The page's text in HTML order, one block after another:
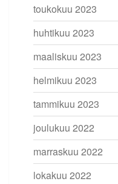
toukokuu 2023
huhtikuu 2023
maaliskuu 2023
helmikuu 2023
tammikuu 2023
joulukuu 2022
marraskuu 2022
lokakuu 2022